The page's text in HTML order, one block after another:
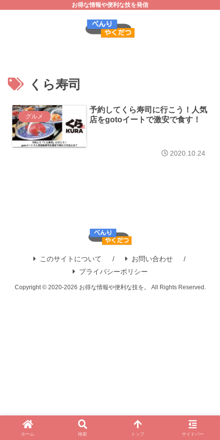
お得な情報や便利な技を発信
くら寿司
グルメ
予約してくら寿司に行こう！人気
店をgotoイートで激安で食す！
2020.10.24
このサイトについて
お問い合わせ
プライバシーポリシー
Copyright © 2020-2026 お得な情報や便利な技を。 All Rights Reserved.
ホーム 検索 トップ サイドバー